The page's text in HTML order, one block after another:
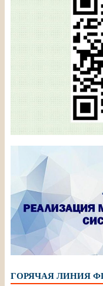
ГОРЯЧАЯ ЛИНИЯ